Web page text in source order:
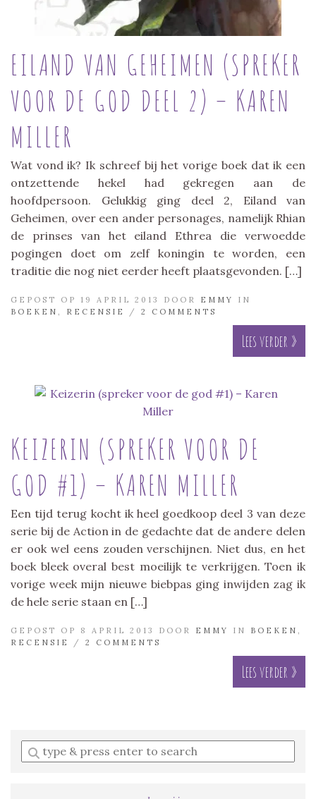
EILAND VAN GEHEIMEN (SPREKER
VOOR DE GOD DEEL 2) – KAREN
MILLER
Wat vond ik? Ik schreef bij het vorige boek dat ik een
ontzettende hekel had gekregen aan de
hoofdpersoon. Gelukkig ging deel 2, Eiland van
Geheimen, over een ander personages, namelijk Rhian
de prinses van het eiland Ethrea die verwoedde
pogingen doet om zelf koningin te worden, een
traditie die nog niet eerder heeft plaatsgevonden. […]
GEPOST OP 19 APRIL 2013 DOOR EMMY
IN
BOEKEN
RECENSIE / 2 COMMENTS
Lees verder »
KEIZERIN (SPREKER VOOR DE
GOD #1) – KAREN MILLER
Een tijd terug kocht ik heel goedkoop deel 3 van deze
serie bij de Action in de gedachte dat de andere delen
er ook wel eens zouden verschijnen. Niet dus, en het
boek bleek overal best moeilijk te verkrijgen. Toen ik
vorige week mijn nieuwe biebpas ging inwijden zag ik
de hele serie staan en […]
GEPOST OP 8 APRIL 2013 DOOR EMMY IN BOEKEN
RECENSIE
/ 2 COMMENTS
Lees verder »
Enter
a